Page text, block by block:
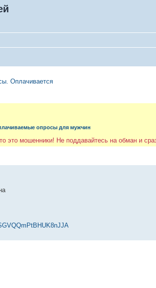
Оплачивается
опросы для мужчин
это мошенники! Не поддавайтесь на обман и